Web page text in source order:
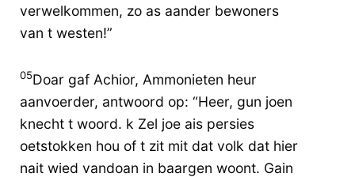
verwelkommen, zo as aander bewoners
van t westen!”
05Doar gaf Achior, Ammonieten heur
aanvoerder, antwoord op: “Heer, gun joen
knecht t woord. k Zel joe ais persies
oetstokken hou of t zit mit dat volk dat hier
nait wied vandoan in baargen woont. Gain